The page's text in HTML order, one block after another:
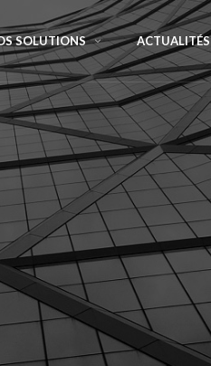
SOLUTIONS ACTUALITÉS